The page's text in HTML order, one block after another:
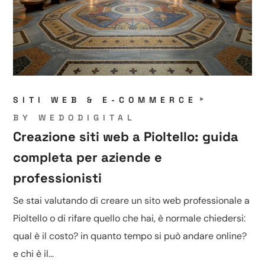
SITI WEB & E-COMMERCE
BYWEDODIGITAL
Creazione siti web a Pioltello: guida
completa per aziende e
professionisti
Se stai valutando di creare un sito web professionale a
Pioltello o di rifare quello che hai, è normale chiedersi:
qual è il costo? in quanto tempo si può andare online?
e chi è il...